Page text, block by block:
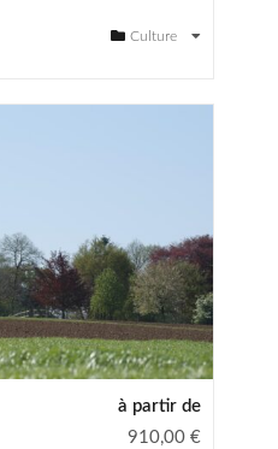
Culture
à partir de
910,00 €